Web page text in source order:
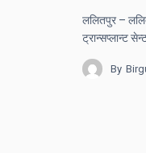
ललितपुर –
ट्रान्सप्लान्ट
By